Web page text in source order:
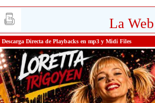
La
Descarga Directa de Playbacks en mp3 y Midi Files